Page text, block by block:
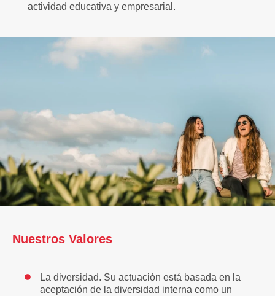
actividad educativa y empresarial.
Nuestros Valores
La diversidad. Su actuación está basada en la
aceptación de la diversidad interna como un